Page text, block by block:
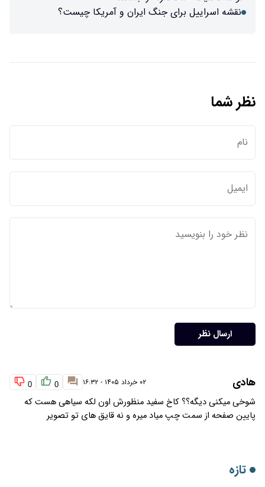
نقشه اسراییل برای جنگ ایران و آمریکا چیست؟
نظر شما
ارسال نظر
هادی ۰۲ خرداد ۱۴۰۵ - ۱۶:۳۲ 0
0
شوخی میکنی دیگه؟؟ کاخ سفید منظورش اون لکه سیاهی هست که
پایین صفحه از سمت چپ میاد میره و نه قایق های تو تصویر
تازه